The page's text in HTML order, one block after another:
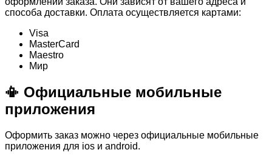
способа доставки. Оплата осуществляется картами:
Visa
MasterСard
Maestro
Мир
📳 Официальные мобильные
приложения
Оформить заказ можно через официальные мобильные
приложения для ios и android.